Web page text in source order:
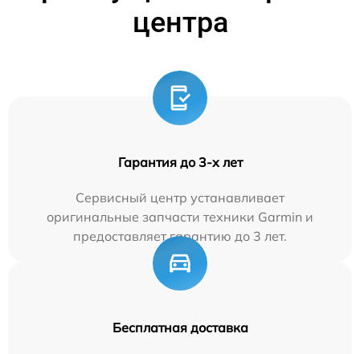
центра
Гарантия до 3-х лет
Сервисный центр устанавливает
оригинальные запчасти техники Garmin и
предоставляет гарантию до 3 лет.
Бесплатная доставка